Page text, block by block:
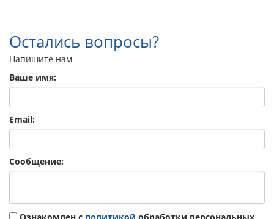
Остались вопросы?
Напишите нам
Ваше имя:
Email:
Сообщение:
Ознакомлен с политикой обработки персональных